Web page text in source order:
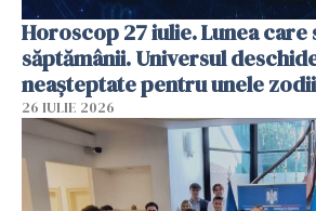
Horoscop 27 iulie. Lunea
săptămânii. Universul
neașteptate pentru unele zodii
26 IULIE 2026